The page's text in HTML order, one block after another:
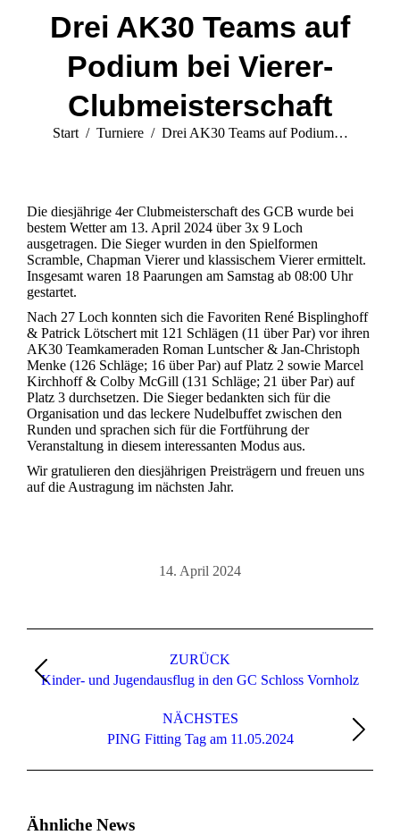
Drei AK30 Teams auf
Podium bei Vierer-
Clubmeisterschaft
Sie befinden sich hier:
Start Turniere Drei AK30 Teams auf Podium…
Die diesjährige 4er Clubmeisterschaft des GCB wurde bei
bestem Wetter am 13. April 2024 über 3x 9 Loch
ausgetragen. Die Sieger wurden in den Spielformen
Scramble, Chapman Vierer und klassischem Vierer ermittelt.
Insgesamt waren 18 Paarungen am Samstag ab 08:00 Uhr
gestartet.
Nach 27 Loch konnten sich die Favoriten René Bisplinghoff
& Patrick Lötschert mit 121 Schlägen (11 über Par) vor ihren
AK30 Teamkameraden Roman Luntscher & Jan-Christoph
Menke (126 Schläge; 16 über Par) auf Platz 2 sowie Marcel
Kirchhoff & Colby McGill (131 Schläge; 21 über Par) auf
Platz 3 durchsetzen. Die Sieger bedankten sich für die
Organisation und das leckere Nudelbuffet zwischen den
Runden und sprachen sich für die Fortführung der
Veranstaltung in diesem interessanten Modus aus.
Wir gratulieren den diesjährigen Preisträgern und freuen uns
auf die Austragung im nächsten Jahr.
14. April 2024
ZURÜCK
Vorheriger
Kinder- und Jugendausflug in den GC Schloss Vornholz
NÄCHSTES
Nächster
Beitrag:
PING Fitting Tag am 11.05.2024
Ähnliche News